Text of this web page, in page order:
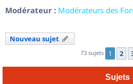
Modérateur : Modérateurs des
Nouveau sujet
73 sujets 1 2
Sujets